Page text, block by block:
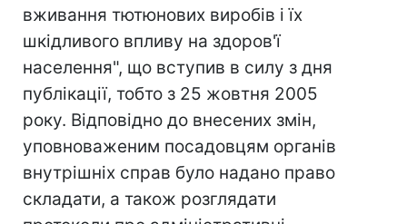
вживання тютюнових виробів і їх
шкідливого впливу на здоров'ї
населення", що вступив в силу з дня
публікації, тобто з 25 жовтня 2005
року. Відповідно до внесених змін,
уповноваженим посадовцям органів
внутрішніх справ було надано право
складати, а також розглядати